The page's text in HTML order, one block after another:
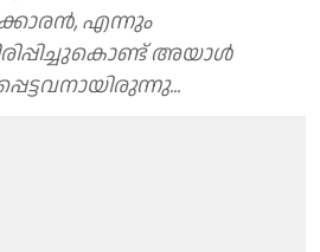
എന്നും
അയാൾ